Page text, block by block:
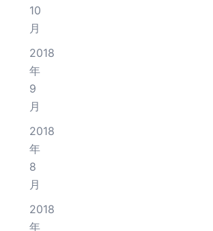
10
月
2018
年
9
月
2018
年
8
月
2018
年